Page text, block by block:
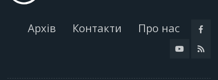
Архів Контакти Про нас